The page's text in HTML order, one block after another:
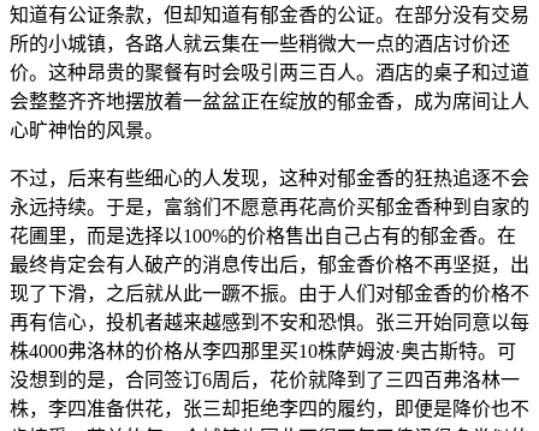
知道有公证条款，但却知道有郁金香的公证。在部分没有交易
所的小城镇，各路人就云集在一些稍微大一点的酒店讨价还
价。这种昂贵的聚餐有时会吸引两三百人。酒店的桌子和过道
会整整齐齐地摆放着一盆盆正在绽放的郁金香，成为席间让人
心旷神怡的风景。
不过，后来有些细心的人发现，这种对郁金香的狂热追逐不会
永远持续。于是，富翁们不愿意再花高价买郁金香种到自家的
花圃里，而是选择以100%的价格售出自己占有的郁金香。在
最终肯定会有人破产的消息传出后，郁金香价格不再坚挺，出
现了下滑，之后就从此一蹶不振。由于人们对郁金香的价格不
再有信心，投机者越来越感到不安和恐惧。张三开始同意以每
株4000弗洛林的价格从李四那里买10株萨姆波·奥古斯特。可
没想到的是，合同签订6周后，花价就降到了三四百弗洛林一
株，李四准备供花，张三却拒绝李四的履约，即便是降价也不